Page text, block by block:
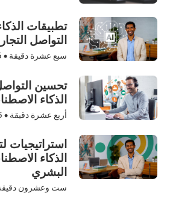
تطبيقات
التواصل
سبع عشرة دقيقة •
تحسين
الذكاء
أربع عشرة دقيقة •
استراتيجيات
الذكاء
البشري
ست وعشرون